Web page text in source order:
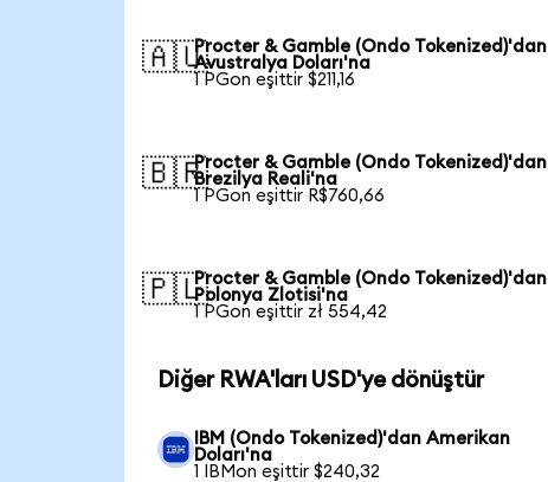
🇦🇺Procter & Gamble (Ondo Tokenized)'dan
Avustralya Doları'na
1 PGon eşittir $211,16
🇧🇷Procter & Gamble (Ondo Tokenized)'dan
Brezilya Reali'na
1 PGon eşittir R$760,66
🇵🇱Procter & Gamble (Ondo Tokenized)'dan
Polonya Zlotisi'na
1 PGon eşittir zł 554,42
Diğer RWA'ları USD'ye dönüştür
IBM (Ondo Tokenized)'dan Amerikan
Doları'na
1 IBMon eşittir $240,32